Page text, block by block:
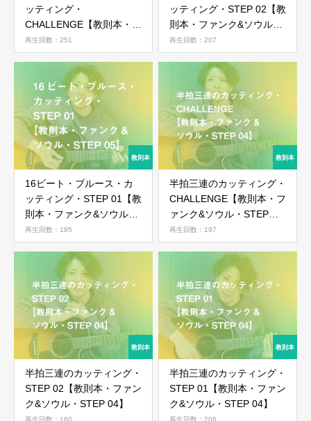
ッティング・
CHALLENGE【教則本・フ
ァンク&ソウル・STEP
05】
再生回数：251
ッティング・STEP 02【教
則本・ファンク&ソウル・
STEP 05】
再生回数：207
16ビート・ブルース・カ
ッティング・STEP 01【教
則本・ファンク&ソウル・
STEP 05】
再生回数：185
半拍三連のカッティング・
CHALLENGE【教則本・フ
ァンク&ソウル・STEP
04】
再生回数：197
半拍三連のカッティング・
STEP 02【教則本・ファン
ク&ソウル・STEP 04】
再生回数：160
半拍三連のカッティング・
STEP 01【教則本・ファン
ク&ソウル・STEP 04】
再生回数：206